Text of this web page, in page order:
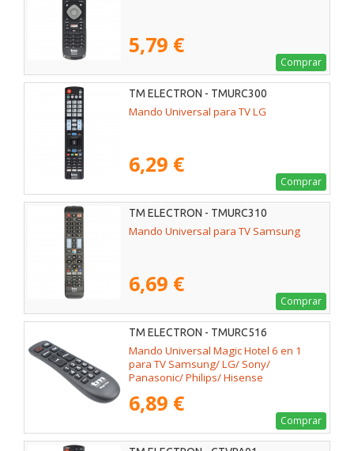
5,79 €
Comprar
TM ELECTRON - TMURC300
Mando Universal para TV LG
6,29 €
Comprar
TM ELECTRON - TMURC310
Mando Universal para TV Samsung
6,69 €
Comprar
TM ELECTRON - TMURC516
Mando Universal Magic Hotel 6 en 1
para TV Samsung/ LG/ Sony/
Panasonic/ Philips/ Hisense
6,89 €
Comprar